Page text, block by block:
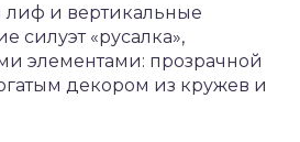
и вертикальные
силуэт «русалка»,
элементами: прозрачной
декором из кружев и